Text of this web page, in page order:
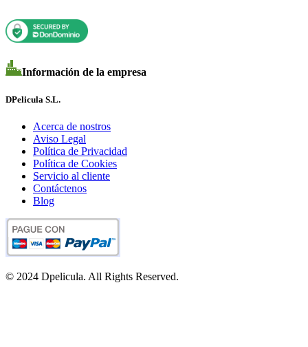
Información de la empresa
DPelicula S.L.
Acerca de nostros
Aviso Legal
Política de Privacidad
Política de Cookies
Servicio al cliente
Contáctenos
Blog
© 2024 Dpelicula. All Rights Reserved.